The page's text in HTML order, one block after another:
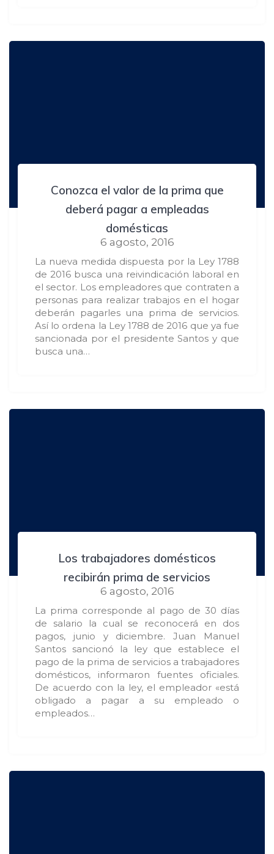
Conozca el valor de la prima que
deberá pagar a empleadas
domésticas
6 agosto, 2016
La nueva medida dispuesta por la Ley 1788
de 2016 busca una reivindicación laboral en
el sector. Los empleadores que contraten a
personas para realizar trabajos en el hogar
deberán pagarles una prima de servicios.
Así lo ordena la Ley 1788 de 2016 que ya fue
sancionada por el presidente Santos y que
busca una…
Los trabajadores domésticos
recibirán prima de servicios
6 agosto, 2016
La prima corresponde al pago de 30 días
de salario la cual se reconocerá en dos
pagos, junio y diciembre. Juan Manuel
Santos sancionó la ley que establece el
pago de la prima de servicios a trabajadores
domésticos, informaron fuentes oficiales.
De acuerdo con la ley, el empleador «está
obligado a pagar a su empleado o
empleados…